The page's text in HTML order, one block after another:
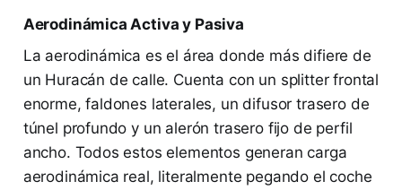
Aerodinámica Activa y Pasiva
La aerodinámica es el área donde más difiere de
un Huracán de calle. Cuenta con un splitter frontal
enorme, faldones laterales, un difusor trasero de
túnel profundo y un alerón trasero fijo de perfil
ancho. Todos estos elementos generan carga
aerodinámica real, literalmente pegando el coche